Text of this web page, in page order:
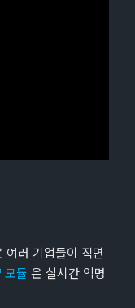
여러 기업들이 직면
듈 은 실시간 익명